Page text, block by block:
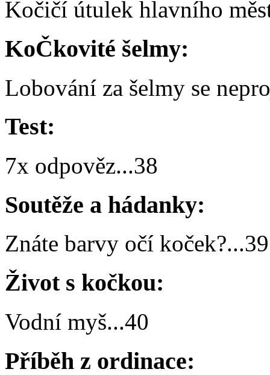
Kočičí útulek hlavního
KoČkovité šelmy:
Lobování za šelmy se
Test:
7x odpověz...38
Soutěže a hádanky:
Znáte barvy očí koček?...39
Život s kočkou:
Vodní myš...40
Příběh z ordinace: